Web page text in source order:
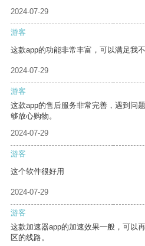
2024-07-29
游客
这款app的功能非常丰富，可以满足我
2024-07-29
游客
这款app的售后服务非常完善，遇到问
够放心购物。
2024-07-29
游客
这个软件很好用
2024-07-29
游客
这款加速器app的加速效果一般，可以
区的线路。